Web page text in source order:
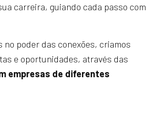
carreira, guiando cada passo com
no poder das conexões, criamos
e oportunidades, através das
empresas de diferentes